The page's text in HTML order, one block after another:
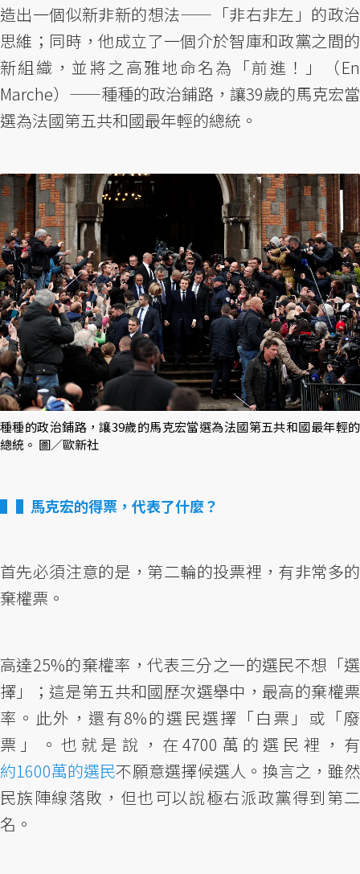
造出一個似新非新的想法——「非右非左」的政治
思維；同時，他成立了一個介於智庫和政黨之間的
新組織，並將之高雅地命名為「前進！」（En
Marche）——種種的政治鋪路，讓39歲的馬克宏當
選為法國第五共和國最年輕的總統。
種種的政治鋪路，讓39歲的馬克宏當選為法國第五共和國最年輕的
總統。 圖／歐新社
▌馬克宏的得票，代表了什麼？
首先必須注意的是，第二輪的投票裡，有非常多的
棄權票。
高達25%的棄權率，代表三分之一的選民不想「選
擇」；這是第五共和國歷次選舉中，最高的棄權票
率。此外，還有8%的選民選擇「白票」或「廢
票」。也就是說，在4700萬的選民裡，有
約1600萬的選民不願意選擇候選人。換言之，雖然
民族陣線落敗，但也可以說極右派政黨得到第二
名。